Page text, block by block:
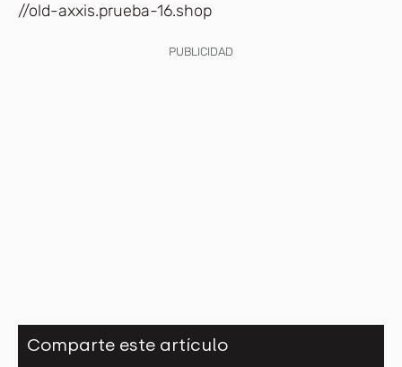
//old-axxis.prueba-16.shop
PUBLICIDAD
Comparte este artículo